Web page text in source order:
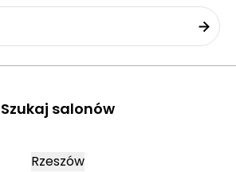
Szukaj salonów
Rzeszów